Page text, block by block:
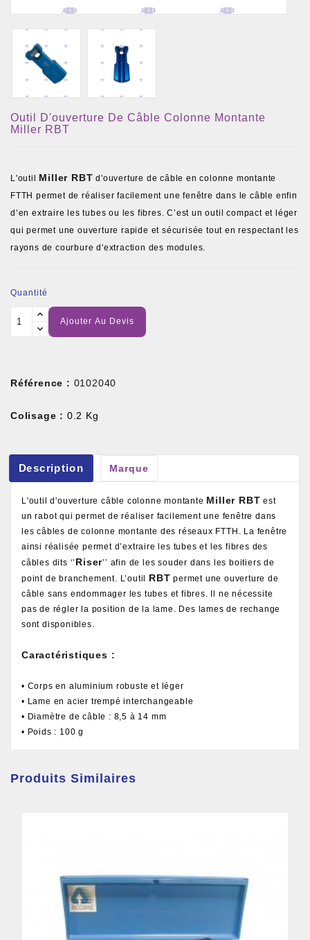
Outil D'ouverture De Câble Colonne Montante
Miller RBT
L'outil Miller RBT d'ouverture de câble en colonne montante
FTTH permet de réaliser facilement une fenêtre dans le câble enfin
d’en extraire les tubes ou les fibres. C’est un outil compact et léger
qui permet une ouverture rapide et sécurisée tout en respectant les
rayons de courbure d'extraction des modules.
Quantité
Ajouter Au Devis
Référence : 0102040
Colisage : 0.2 Kg
Description Marque
L'outil d'ouverture câble colonne montante Miller RBT est
un rabot qui permet de réaliser facilement une fenêtre dans
les câbles de colonne montante des réseaux FTTH. La fenêtre
ainsi réalisée permet d’extraire les tubes et les fibres des
câbles dits ‘’ Riser’’ afin de les souder dans les boitiers de
point de branchement. L’outil RBT permet une ouverture de
câble sans endommager les tubes et fibres. Il ne nécessite
pas de régler la position de la lame. Des lames de rechange
sont disponibles.
Caractéristiques :
• Corps en aluminium robuste et léger
• Lame en acier trempé interchangeable
• Diamètre de câble : 8,5 à 14 mm
• Poids : 100 g
Produits Similaires